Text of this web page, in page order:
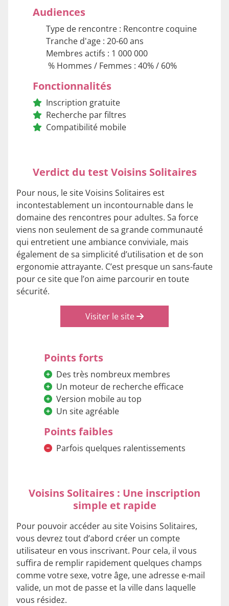
Audiences
Type de rencontre : Rencontre coquine
Tranche d'age : 20-60 ans
Membres actifs : 1 000 000
% Hommes / Femmes : 40% / 60%
Fonctionnalités
Inscription gratuite
Recherche par filtres
Compatibilité mobile
Verdict du test Voisins Solitaires
Pour nous, le site Voisins Solitaires est
incontestablement un incontournable dans le
domaine des rencontres pour adultes. Sa force
viens non seulement de sa grande communauté
qui entretient une ambiance conviviale, mais
également de sa simplicité d’utilisation et de son
ergonomie attrayante. C’est presque un sans-faute
pour ce site que l’on aime parcourir en toute
sécurité.
Visiter le site
Points forts
Des très nombreux membres
Un moteur de recherche efficace
Version mobile au top
Un site agréable
Points faibles
Parfois quelques ralentissements
Voisins Solitaires : Une inscription
simple et rapide
Pour pouvoir accéder au site Voisins Solitaires,
vous devrez tout d’abord créer un compte
utilisateur en vous inscrivant. Pour cela, il vous
suffira de remplir rapidement quelques champs
comme votre sexe, votre âge, une adresse e-mail
valide, un mot de passe et la ville dans laquelle
vous résidez.